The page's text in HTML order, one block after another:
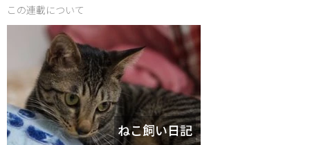
この連載について
ねこ飼い日記